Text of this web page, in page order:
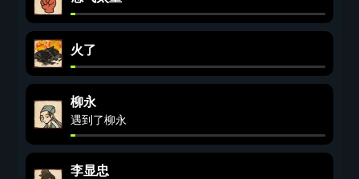
火了
柳永
遇到了柳永
李显忠